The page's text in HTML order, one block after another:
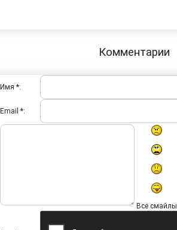
Комментарии
Имя *:
Email *:
Все смайлы